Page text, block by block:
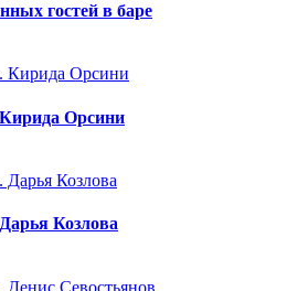
гостей в баре
Орсини
Козлова